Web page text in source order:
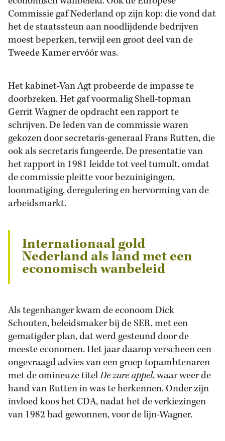
Commissie gaf Nederland op zijn kop: die vond dat
het de staatssteun aan noodlijdende bedrijven
moest beperken, terwijl een groot deel van de
Tweede Kamer ervóór was.
Het kabinet-Van Agt probeerde de impasse te
doorbreken. Het gaf voormalig Shell-topman
Gerrit Wagner de opdracht een rapport te
schrijven. De leden van de commissie waren
gekozen door secretaris-generaal Frans Rutten, die
ook als secretaris fungeerde. De presentatie van
het rapport in 1981 leidde tot veel tumult, omdat
de commissie pleitte voor bezuinigingen,
loonmatiging, deregulering en hervorming van de
arbeidsmarkt.
Internationaal gold
Nederland als land met een
economisch wanbeleid
Als tegenhanger kwam de econoom Dick
Schouten, beleidsmaker bij de SER, met een
gematigder plan, dat werd gesteund door de
meeste economen. Het jaar daarop verscheen een
ongevraagd advies van een groep topambtenaren
met de omineuze titelDe zure appel, waar weer de
hand van Rutten in was te herkennen. Onder zijn
invloed koos het CDA, nadat het de verkiezingen
van 1982 had gewonnen, voor de lijn-Wagner.